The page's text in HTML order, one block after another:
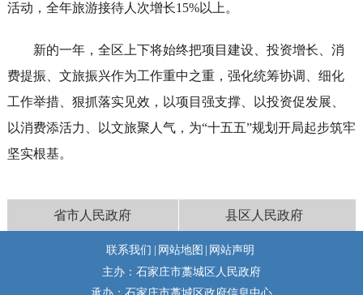
活动，全年旅游接待人次增长15%以上。
新的一年，全区上下将始终把项目建设、投资增长、消
费提振、文旅振兴作为工作重中之重，强化统筹协调、细化
工作举措、狠抓落实见效，以项目强支撑、以投资促发展、
以消费添活力、以文旅聚人气，为“十五五”规划开局起步筑牢
坚实根基。
省市人民政府 县区人民政府
联系我们 | 网站地图 | 网站声明
主办：石家庄市藁城区人民政府